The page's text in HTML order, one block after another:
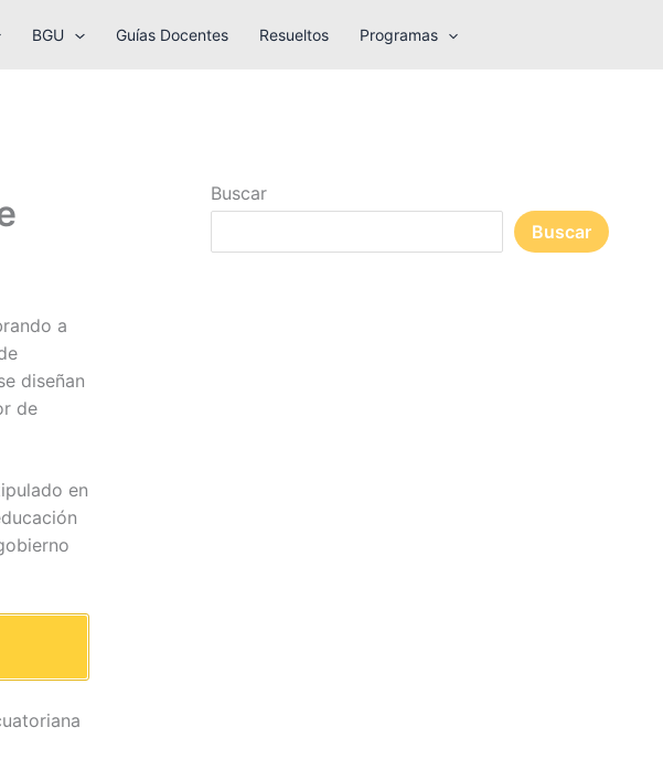
BGU Guías Docentes Resueltos Programas
a
diseñan
de
en
Buscar
Buscar